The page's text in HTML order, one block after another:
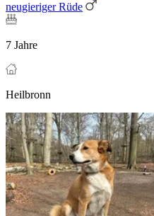
neugieriger Rüde
7 Jahre
Heilbronn